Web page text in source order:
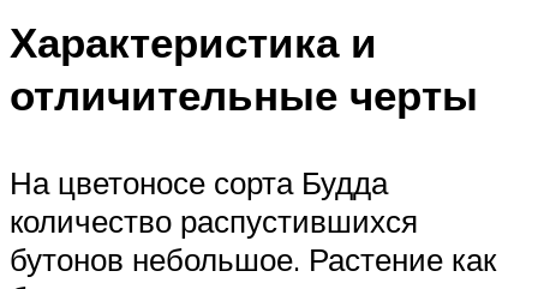
Характеристика и
отличительные черты
На цветоносе сорта Будда
количество распустившихся
бутонов небольшое. Растение как